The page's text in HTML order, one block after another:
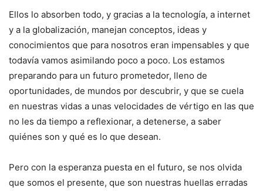
Ellos lo absorben todo, y gracias a la tecnología, a internet
y a la globalización, manejan conceptos, ideas y
conocimientos que para nosotros eran impensables y que
todavía vamos asimilando poco a poco. Los estamos
preparando para un futuro prometedor, lleno de
oportunidades, de mundos por descubrir, y que se cuela
en nuestras vidas a unas velocidades de vértigo en las que
no les da tiempo a reflexionar, a detenerse, a saber
quiénes son y qué es lo que desean.
Pero con la esperanza puesta en el futuro, se nos olvida
que somos el presente, que son nuestras huellas erradas